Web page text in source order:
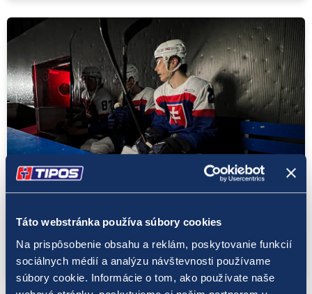
Táto webstránka používa súbory cookies
Na prispôsobenie obsahu a reklám, poskytovanie funkcií
sociálnych médií a analýzu návštevnosti používame
súbory cookie. Informácie o tom, ako používate naše
Tlačové správy
Slovenské hokejové hviezdy sa stretli pri
novom spoločnom projekte